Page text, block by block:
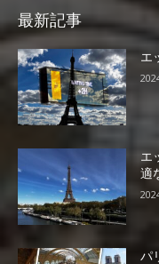
最新記事
エ
エ
適
パ